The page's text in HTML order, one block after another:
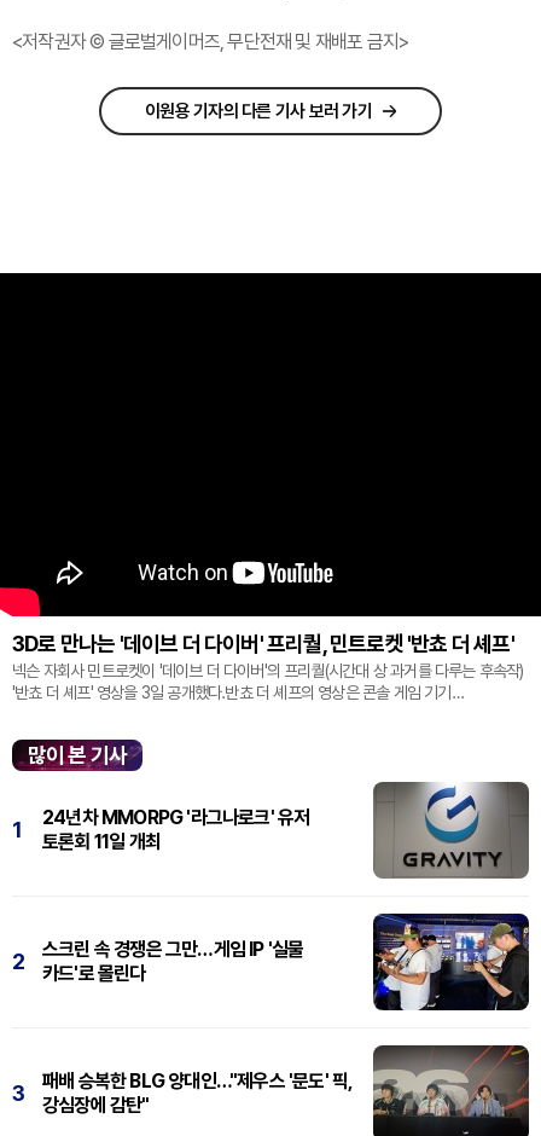
<저작권자 © 글로벌게이머즈, 무단전재 및 재배포 금지>
이원용 기자의 다른 기사 보러 가기
3D로 만나는 '데이브 더 다이버' 프리퀄, 민트로켓 '반쵸 더 셰프'
넥슨 자회사 민트로켓이 '데이브 더 다이버'의 프리퀄(시간대 상 과거를 다루는 후속작)
'반쵸 더 셰프' 영상을 3일 공개했다.반쵸 더 셰프의 영상은 콘솔 게임 기기
많이 본 기사
1
24년차 MMORPG '라그나로크' 유저
토론회 11일 개최
2
스크린 속 경쟁은 그만…게임 IP '실물
카드'로 몰린다
3
패배 승복한 BLG 양대인…"제우스 '문도' 픽,
강심장에 감탄"